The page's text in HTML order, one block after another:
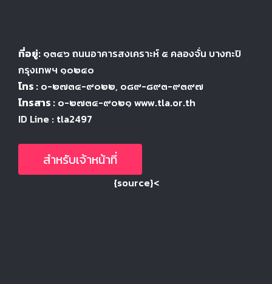
ที่อยู่: ๑๓๔๖ ถนนอาคารสงเคราะห์ ๕ คลองจั่น บางกะปิ
กรุงเทพฯ ๑๐๒๔๐
โทร : ๐-๒๗๓๔-๙๐๒๒, ๐๘๙-๘๙๓-๙๓๙๗
โทรสาร : ๐-๒๗๓๔-๙๐๒๑ www.tla.or.th
ID Line : tla2497
สำหรับเจ้าหน้าที่
{source}<